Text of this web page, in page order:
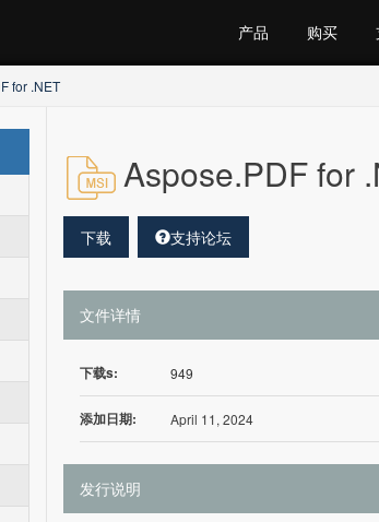
产品 购买
for .NET
Aspose.PDF for
下载 支持论坛
文件详情
下载s: 949
添加日期: April 11, 2024
发行说明